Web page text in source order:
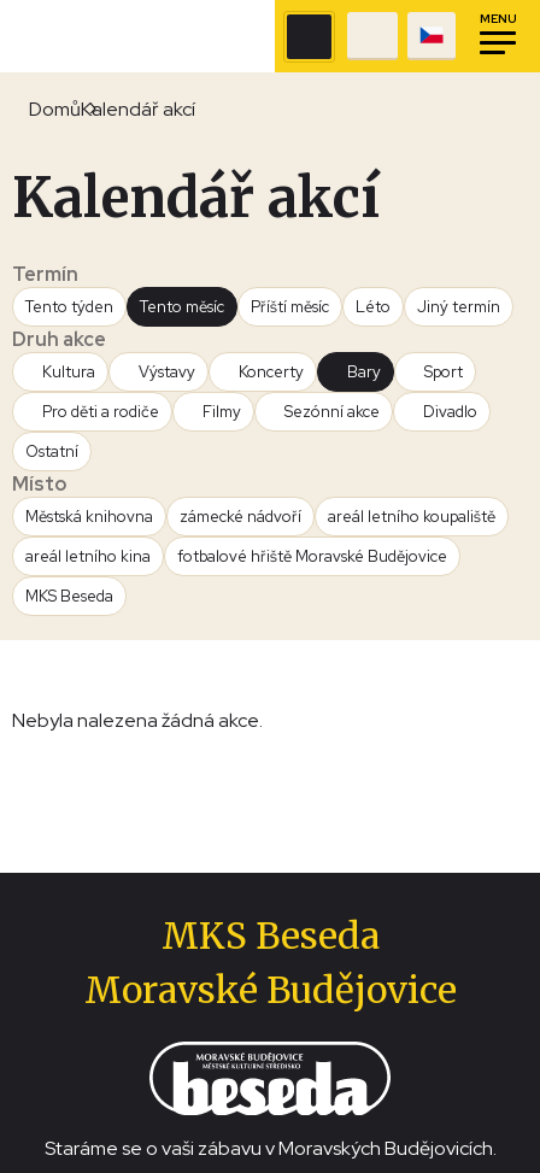
MENU
DomůKalendář akcí
Kalendář akcí
Termín
Tento týden Tento měsíc Příští měsíc Léto Jiný termín
Druh akce
Kultura Výstavy Koncerty Bary
Sport
Pro děti a rodiče
Filmy Sezónní akce
Divadlo
Ostatní
Místo
Městská knihovna zámecké nádvoří
areál letního koupaliště
areál letního kina
fotbalové hřiště Moravské Budějovice
MKS Beseda
Nebyla nalezena žádná akce.
MKS Beseda
Moravské Budějovice
Staráme se o vaši zábavu v Moravských Budějovicích.